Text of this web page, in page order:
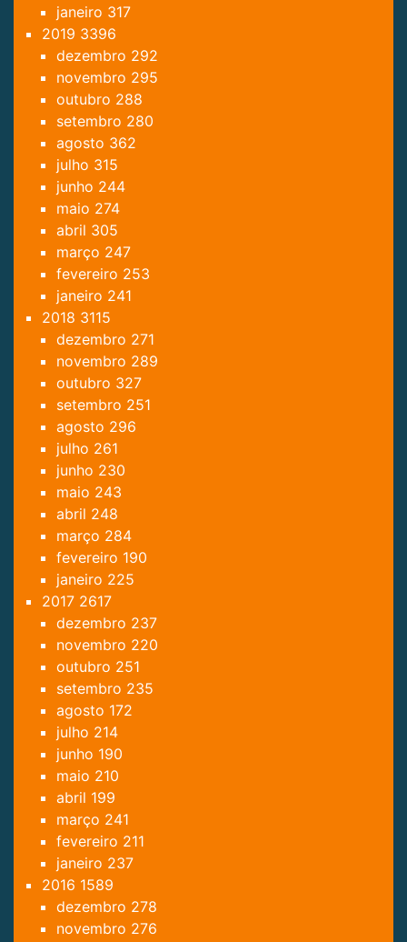
janeiro 317
2019 3396
dezembro 292
novembro 295
outubro 288
setembro 280
agosto 362
julho 315
junho 244
maio 274
abril 305
março 247
fevereiro 253
janeiro 241
2018 3115
dezembro 271
novembro 289
outubro 327
setembro 251
agosto 296
julho 261
junho 230
maio 243
abril 248
março 284
fevereiro 190
janeiro 225
2017 2617
dezembro 237
novembro 220
outubro 251
setembro 235
agosto 172
julho 214
junho 190
maio 210
abril 199
março 241
fevereiro 211
janeiro 237
2016 1589
dezembro 278
novembro 276